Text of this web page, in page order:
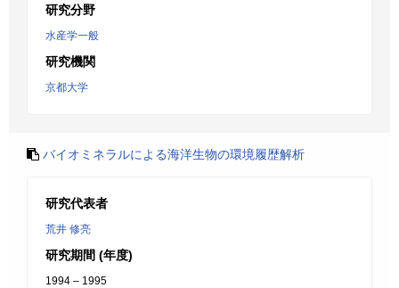
研究分野
水産学一般
研究機関
京都大学
バイオミネラルによる海洋生物の環境履歴解析
研究代表者
荒井 修亮
研究期間 (年度)
1994 – 1995